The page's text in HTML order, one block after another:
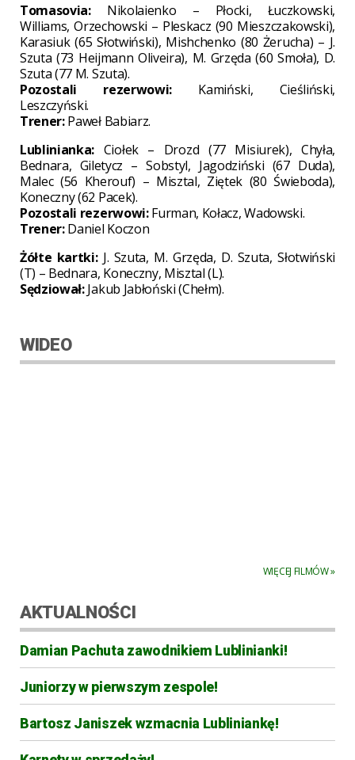
Tomasovia:Nikolaienko – Płocki, Łuczkowski,
Williams, Orzechowski – Pleskacz (90 Mieszczakowski),
Karasiuk (65 Słotwiński), Mishchenko (80 Żerucha) – J.
Szuta (73 Heijmann Oliveira), M. Grzęda (60 Smoła), D.
Szuta (77 M. Szuta).
Pozostali rezerwowi: Kamiński, Cieśliński,
Leszczyński.
Trener:Paweł Babiarz.
Lublinianka: Ciołek – Drozd (77 Misiurek), Chyła,
Bednara, Giletycz – Sobstyl, Jagodziński (67 Duda),
Malec (56 Kherouf) – Misztal, Ziętek (80 Świeboda),
Koneczny (62 Pacek).
Pozostali rezerwowi:Furman, Kołacz, Wadowski.
Trener:Daniel Koczon
Żółte kartki:J. Szuta, M. Grzęda, D. Szuta, Słotwiński
(T) – Bednara, Koneczny, Misztal (L).
Sędziował:Jakub Jabłoński (Chełm).
WIDEO
WIĘCEJ FILMÓW »
AKTUALNOŚCI
Damian Pachuta zawodnikiem Lublinianki!
Juniorzy w pierwszym zespole!
Bartosz Janiszek wzmacnia Lubliniankę!